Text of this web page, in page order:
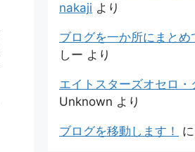
nakaji より
ブログを一か所にまとめ
しー より
エイトスターズオセロ・
Unknown より
ブログを移動します！ に